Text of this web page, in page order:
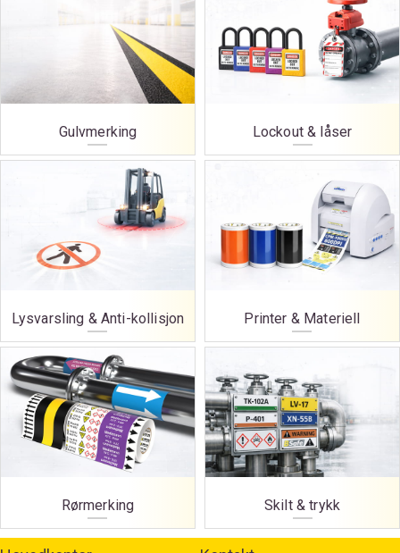
Gulvmerking Lockout & låser
Lysvarsling & Anti-kollisjon Printer & Materiell
Rørmerking Skilt & trykk